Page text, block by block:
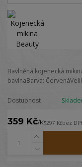
Bavlněná kojenecká
bavlnaBarva:
Dostupnost
359 Kč/Ks297 Kčbez